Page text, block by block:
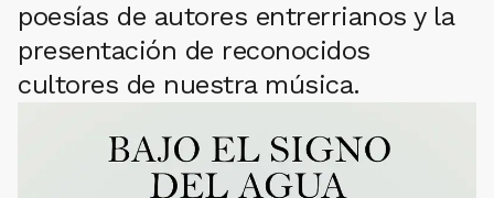
poesías de autores entrerrianos y la
presentación de reconocidos
cultores de nuestra música.